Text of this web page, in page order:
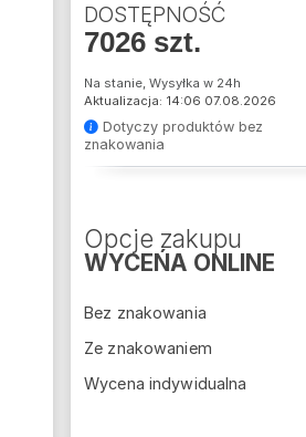
DOSTĘPNOŚĆ
7026 szt.
Na stanie, Wysyłka w 24h
Aktualizacja: 14:06 07.08.2026
Dotyczy produktów bez
znakowania
Opcje zakupu
WYCEŃA ONLINE
Bez znakowania
Ze znakowaniem
Wycena indywidualna